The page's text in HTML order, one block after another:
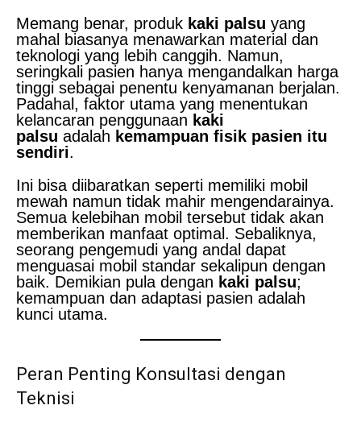
Memang benar, produk kaki palsu yang
mahal biasanya menawarkan material dan
teknologi yang lebih canggih. Namun,
seringkali pasien hanya mengandalkan harga
tinggi sebagai penentu kenyamanan berjalan.
Padahal, faktor utama yang menentukan
kelancaran penggunaan kaki
palsu adalah kemampuan fisik pasien itu
sendiri.
Ini bisa diibaratkan seperti memiliki mobil
mewah namun tidak mahir mengendarainya.
Semua kelebihan mobil tersebut tidak akan
memberikan manfaat optimal. Sebaliknya,
seorang pengemudi yang andal dapat
menguasai mobil standar sekalipun dengan
baik. Demikian pula dengan kaki palsu;
kemampuan dan adaptasi pasien adalah
kunci utama.
Peran Penting Konsultasi dengan
Teknisi